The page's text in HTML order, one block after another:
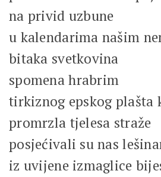
na privid uzbune
u kalendarima našim
bitaka svetkovina
spomena hrabrim
tirkiznog epskog plašta
promrzla tjelesa straže
posjećivali su nas
iz uvijene izmaglice